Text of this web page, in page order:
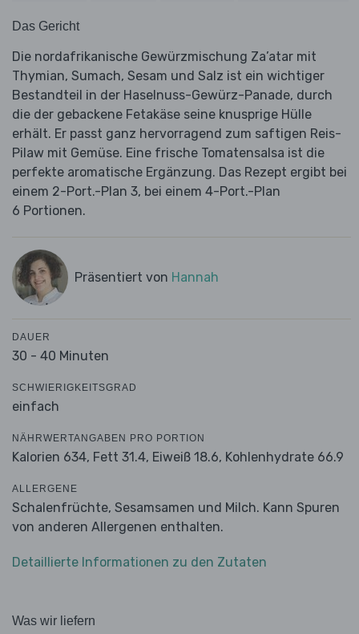
Das Gericht
Die nordafrikanische Gewürzmischung Za’atar mit
Thymian, Sumach, Sesam und Salz ist ein wichtiger
Bestandteil in der Haselnuss-Gewürz-Panade, durch
die der gebackene Fetakäse seine knusprige Hülle
erhält. Er passt ganz hervorragend zum saftigen Reis-
Pilaw mit Gemüse. Eine frische Tomatensalsa ist die
perfekte aromatische Ergänzung. Das Rezept ergibt bei
einem 2-Port.-Plan 3, bei einem 4-Port.-Plan
6 Portionen.
Präsentiert von Hannah
DAUER
30 - 40 Minuten
SCHWIERIGKEITSGRAD
einfach
NÄHRWERTANGABEN PRO PORTION
Kalorien 634, Fett 31.4, Eiweiß 18.6, Kohlenhydrate 66.9
ALLERGENE
Schalenfrüchte, Sesamsamen und Milch. Kann Spuren
von anderen Allergenen enthalten.
Detaillierte Informationen zu den Zutaten
Was wir liefern